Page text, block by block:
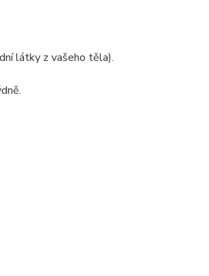
látky z vašeho těla).